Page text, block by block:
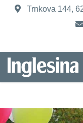
Trnkova 144,